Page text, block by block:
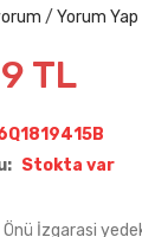
/ Yorum Yap
TL
Stokta var
Önü İzgarasi